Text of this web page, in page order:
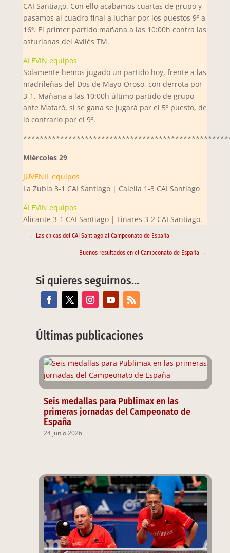
CAI Santiago. Con ello acabamos cuartas de grupo y
pasamos al cuadro final a luchar por los puestos 9º a
16º. El primer partido mañana a las 10:00h contra las
asturianas del Avilés TM.
ALEVIN equipos
Solamente hemos jugado un partido hoy, frente a las
madrileñas del Dos de Mayo-Oroso, con derrota por
3-1. Mañana a las 10:00h último partido de grupo
ante Mataró, si se gana se jugará por el 5º puesto, de
lo contrario por el 9º.
Miércoles 29
JUVENIL equipos
La Zubia 3-1 CAI Santiago | Calella 1-3 CAI Santiago
ALEVIN equipos
Alicante 3-1 CAI Santiago | Linares 3-2 CAI Santiago.
← Las chicas del CAI Santiago al Campeonato de España
Buenos resultados en el Campeonato de España →
Si quieres seguirnos…
Últimas publicaciones
Seis medallas para Publimax en las
primeras jornadas del Campeonato de
España
24 junio 2026